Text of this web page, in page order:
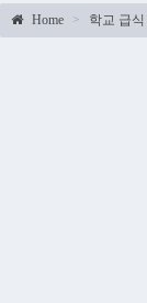
Home 학교 급